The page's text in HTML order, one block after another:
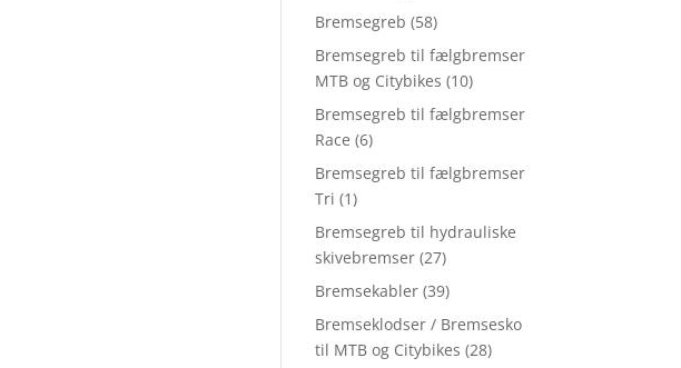
Bremsegreb (58)
Bremsegreb til fælgbremser
MTB og Citybikes (10)
Bremsegreb til fælgbremser
Race (6)
Bremsegreb til fælgbremser
Tri (1)
Bremsegreb til hydrauliske
skivebremser (27)
Bremsekabler (39)
Bremseklodser / Bremsesko
til MTB og Citybikes (28)